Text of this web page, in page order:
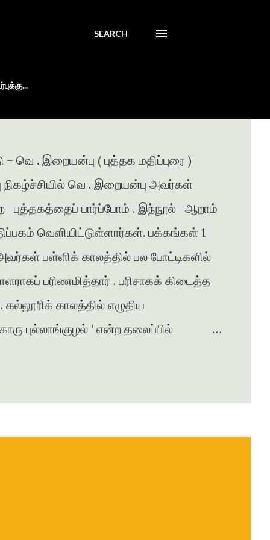
SEARCH
வெ . இறையன்பு ( புத்தக மதிப்புரை )
நிகழ்ச்சியில் வெ . இறையன்பு அவர்கள்
புத்தகத்தைப் பார்ப்போம் . இந்நூல் ஆறாம்
வெளியிட்டுள்ளார்கள். பக்கங்கள் 1
பள்ளிக் காலத்தில் பல போட்டிகளில்
பரிணமித்தார் . பரிசாகக் கிடைத்த
காலத்தில் எழுதிய
புல்லாங்குழல் ’ என்ற தலைப்பில்
நாவல் ‘ ஆத்தங்கரை ஓரம் ‘